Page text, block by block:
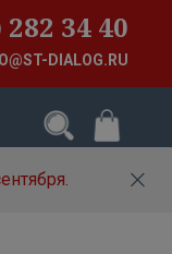
282 34 40
DIALOG.RU